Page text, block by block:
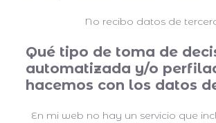
No recibo datos de
Qué tipo de toma de
automatizada y/o
hacemos con los datos
En mi web no hay un servicio que